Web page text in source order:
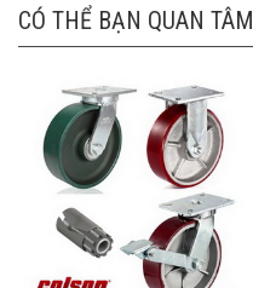
CÓ THỂ BẠN QUAN TÂM